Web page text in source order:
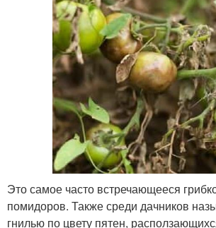
Это самое часто встречающееся
помидоров. Также среди дачников
гнилью по цвету пятен,